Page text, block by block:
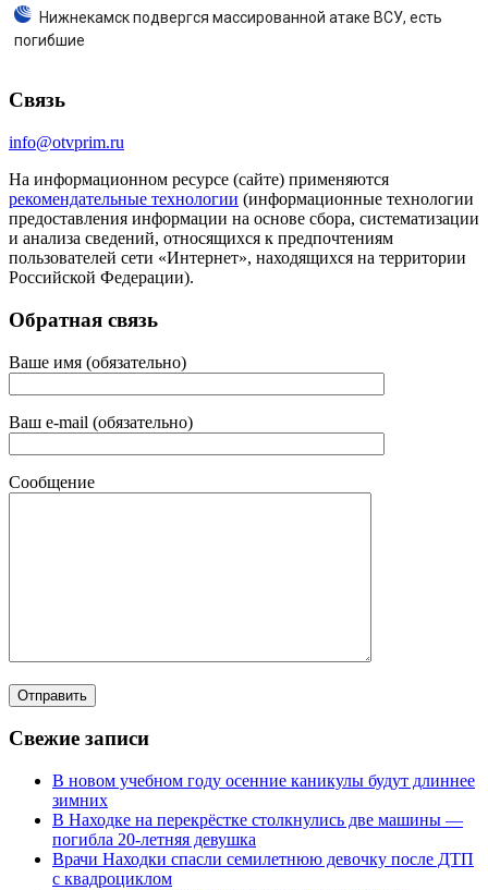
Нижнекамск подвергся массированной атаке ВСУ, есть
погибшие
Связь
info@otvprim.ru
На информационном ресурсе (сайте) применяются
рекомендательные технологии (информационные технологии
предоставления информации на основе сбора, систематизации
и анализа сведений, относящихся к предпочтениям
пользователей сети «Интернет», находящихся на территории
Российской Федерации).
Обратная связь
Ваше имя (обязательно)
Ваш e-mail (обязательно)
Сообщение
Свежие записи
В новом учебном году осенние каникулы будут длиннее
зимних
В Находке на перекрёстке столкнулись две машины —
погибла 20-летняя девушка
Врачи Находки спасли семилетнюю девочку после ДТП
с квадроциклом